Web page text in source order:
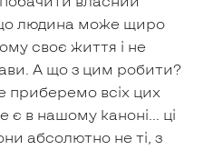
людина може щиро
своє життя і не
А що з цим робити?
приберемо всіх цих
є в нашому каноні… ці
абсолютно не ті, з